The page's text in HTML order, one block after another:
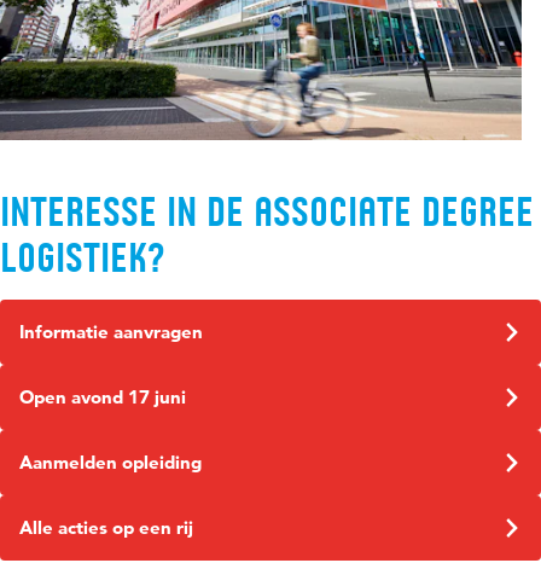
Interesse in de associate degree
Logistiek?
Informatie aanvragen
Open avond 17 juni
Aanmelden opleiding
Alle acties op een rij